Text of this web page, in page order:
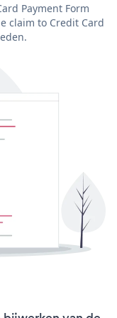
Payment Form
claim to Credit Card